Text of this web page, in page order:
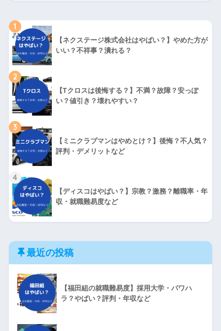
1
【ネクステージ株式会社はやばい？】やめた方が
いい？不祥事？潰れる？
2
【Tクロスは後悔する？】不満？故障？安っぽ
い？値引き？壊れやすい？
3
【ミニクラブマンはやめとけ？】後悔？不人気？
評判・デメリットなど
4
【ディスコはやばい？】宗教？激務？離職率・年
収・就職難易度など
最近の投稿
【福田組の就職難易度】採用大学・パワハ
ラ？やばい？評判・年収など